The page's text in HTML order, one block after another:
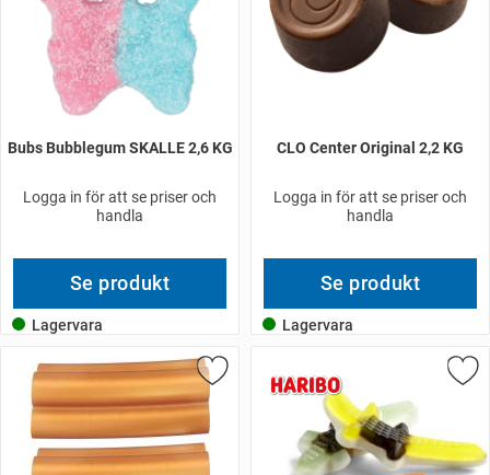
Bubs Bubblegum SKALLE 2,6 KG
Logga in för att se priser och
handla
Se produkt
Lagervara
CLO Center Original 2,2 KG
Logga in för att se priser och
handla
Se produkt
Lagervara